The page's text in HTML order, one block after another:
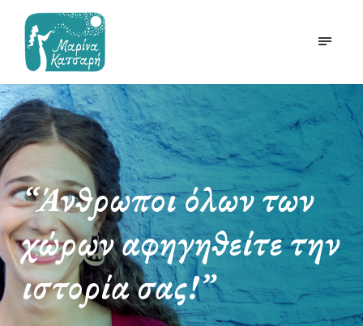
“Άνθρωποι όλων των
χώρων αφηγηθείτε την
ιστορία σας!”